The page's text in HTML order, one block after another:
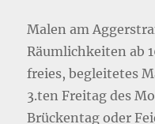
Malen am
Räumlichkeiten ab
freies, begleitetes
3.ten Freitag des
Brückentag oder